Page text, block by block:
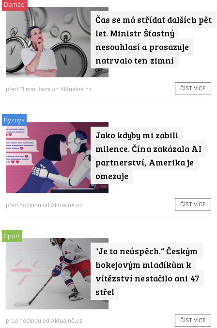
Čas se má střídat dalších pět
let. Ministr Šťastný
nesouhlasí a prosazuje
natrvalo ten zimní
Domácí
před 11 minutami od Aktuálně.cz ČÍST VÍCE
Jako kdyby mi zabili
milence. Čína zakázala AI
partnerství, Amerika je
omezuje
Byznys
před hodinou od Aktuálně.cz ČÍST VÍCE
"Je to neúspěch.“ Českým
hokejovým mladíkům k
vítězství nestačilo ani 47
střel
Sport
před hodinou od Aktuálně.cz ČÍST VÍCE